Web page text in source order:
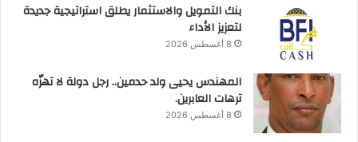
بنك التمويل والاستثمار يطلق استراتيجية جديدة
لتعزيز الأداء
8 أغسطس 2026
المهندس يحيى ولد حدمين.. رجل دولة لا تهزّه
ترهات العابرين.
8 أغسطس 2026